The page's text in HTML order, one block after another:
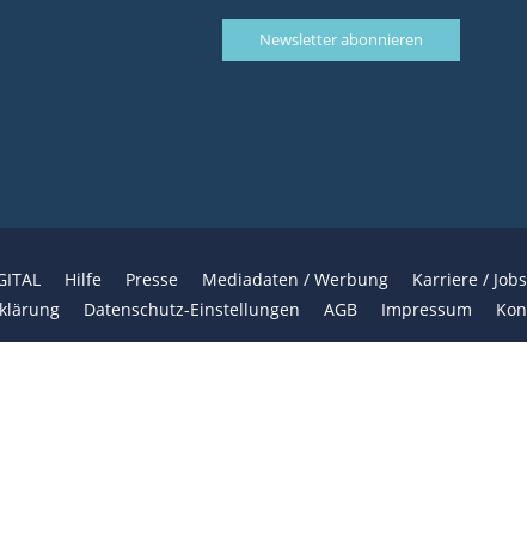
Hilfe Presse Mediadaten / Werbung Karriere / Jobs
Datenschutz-Einstellungen AGB Impressum